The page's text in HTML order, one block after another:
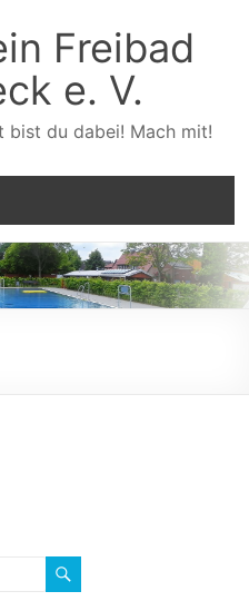
Freibad
e. V.
bist du dabei! Mach mit!